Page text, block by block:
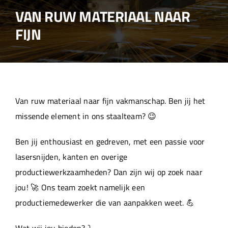
Home
Over ons
Projecten
Machinepark
Werken bij
VAN RUW MATERIAAL NAAR
FIJN
Van ruw materiaal naar fijn vakmanschap. Ben jij het
missende element in ons staalteam? 😉
Ben jij enthousiast en gedreven, met een passie voor
lasersnijden, kanten en overige
productiewerkzaamheden? Dan zijn wij op zoek naar
jou! 🚀 Ons team zoekt namelijk een
productiemedewerker die van aanpakken weet. 💪